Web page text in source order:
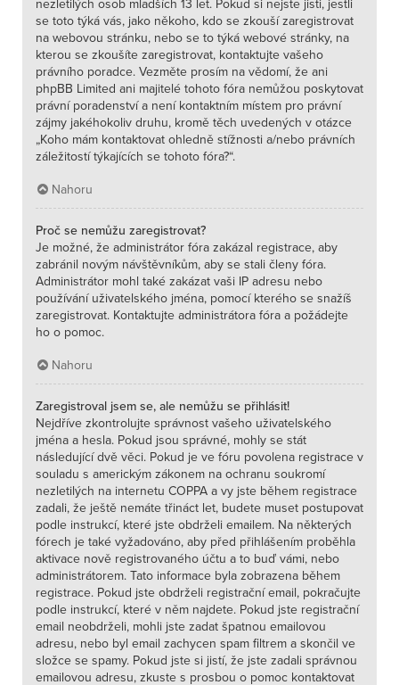
nezletilých osob mladších 13 let. Pokud si nejste jisti, jestli
se toto týká vás, jako někoho, kdo se zkouší zaregistrovat
na webovou stránku, nebo se to týká webové stránky, na
kterou se zkoušíte zaregistrovat, kontaktujte vašeho
právního poradce. Vezměte prosím na vědomí, že ani
phpBB Limited ani majitelé tohoto fóra nemůžou poskytovat
právní poradenství a není kontaktním místem pro právní
zájmy jakéhokoliv druhu, kromě těch uvedených v otázce
„Koho mám kontaktovat ohledně stížnosti a/nebo právních
záležitostí týkajících se tohoto fóra?“.
Nahoru
Proč se nemůžu zaregistrovat?
Je možné, že administrátor fóra zakázal registrace, aby
zabránil novým návštěvníkům, aby se stali členy fóra.
Administrátor mohl také zakázat vaši IP adresu nebo
používání uživatelského jména, pomocí kterého se snažíš
zaregistrovat. Kontaktujte administrátora fóra a požádejte
ho o pomoc.
Nahoru
Zaregistroval jsem se, ale nemůžu se přihlásit!
Nejdříve zkontrolujte správnost vašeho uživatelského
jména a hesla. Pokud jsou správné, mohly se stát
následující dvě věci. Pokud je ve fóru povolena registrace v
souladu s americkým zákonem na ochranu soukromí
nezletilých na internetu COPPA a vy jste během registrace
zadali, že ještě nemáte třináct let, budete muset postupovat
podle instrukcí, které jste obdrželi emailem. Na některých
fórech je také vyžadováno, aby před přihlášením proběhla
aktivace nově registrovaného účtu a to buď vámi, nebo
administrátorem. Tato informace byla zobrazena během
registrace. Pokud jste obdrželi registrační email, pokračujte
podle instrukcí, které v něm najdete. Pokud jste registrační
email neobdrželi, mohli jste zadat špatnou emailovou
adresu, nebo byl email zachycen spam filtrem a skončil ve
složce se spamy. Pokud jste si jistí, že jste zadali správnou
emailovou adresu, zkuste s prosbou o pomoc kontaktovat